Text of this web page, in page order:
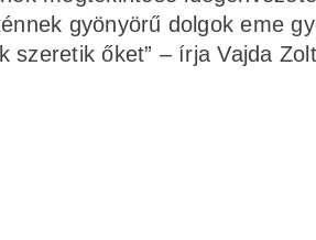
gyönyörű dolgok eme
őket” – írja Vajda